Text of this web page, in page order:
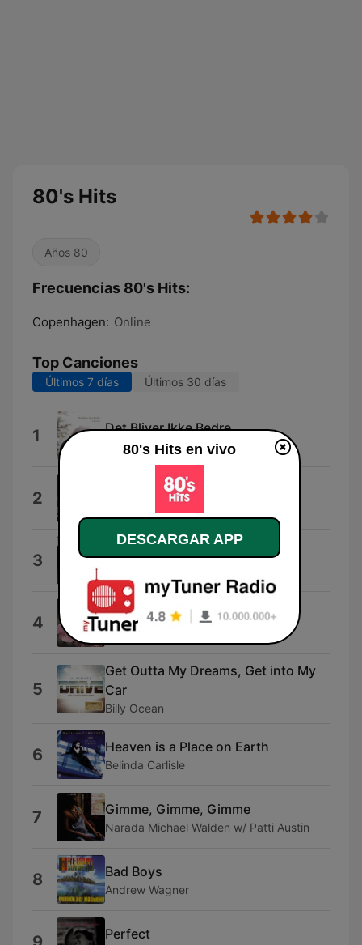
80's Hits
Años 80
Frecuencias 80's Hits:
Copenhagen: Online
Top Canciones
Últimos 7 días Últimos 30 días
1 Det Bliver Ikke Bedre
Jo Dietrich
2 Vintage Funk
3
4 Living Moment
Betsy Grant
5
Get Outta My Dreams, Get into My
Car
Billy Ocean
6 Heaven is a Place on Earth
Belinda Carlisle
7 Gimme, Gimme, Gimme
Narada Michael Walden w/ Patti Austin
8 Bad Boys
Andrew Wagner
Perfect
80's Hits en vivo
DESCARGAR APP